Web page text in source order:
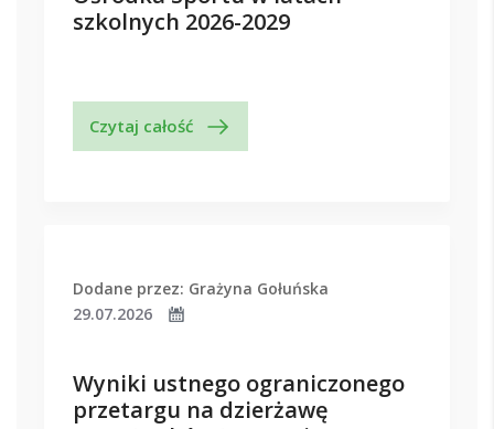
szkolnych 2026-2029
Czytaj całość
Dodane przez: Grażyna Gołuńska
29.07.2026
Wyniki ustnego ograniczonego
przetargu na dzierżawę